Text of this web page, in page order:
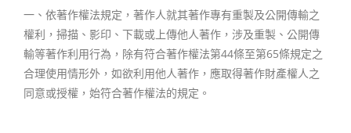
一、依著作權法規定，著作人就其著作專有重製及公開傳輸之
權利，掃描、影印、下載或上傳他人著作，涉及重製、公開傳
輸等著作利用行為，除有符合著作權法第44條至第65條規定之
合理使用情形外，如欲利用他人著作，應取得著作財產權人之
同意或授權，始符合著作權法的規定。